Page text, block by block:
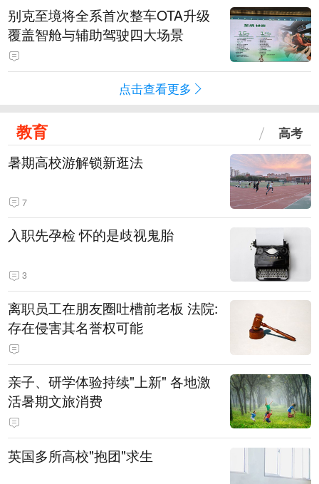
别克至境将全系首次整车OTA升级
覆盖智舱与辅助驾驶四大场景
点击查看更多
教育 高考
暑期高校游解锁新逛法
7
入职先孕检 怀的是歧视鬼胎
3
离职员工在朋友圈吐槽前老板 法院:
存在侵害其名誉权可能
亲子、研学体验持续"上新" 各地激
活暑期文旅消费
英国多所高校"抱团"求生